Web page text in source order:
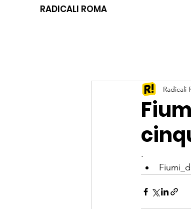
RADICALI ROMA
Radicali
.